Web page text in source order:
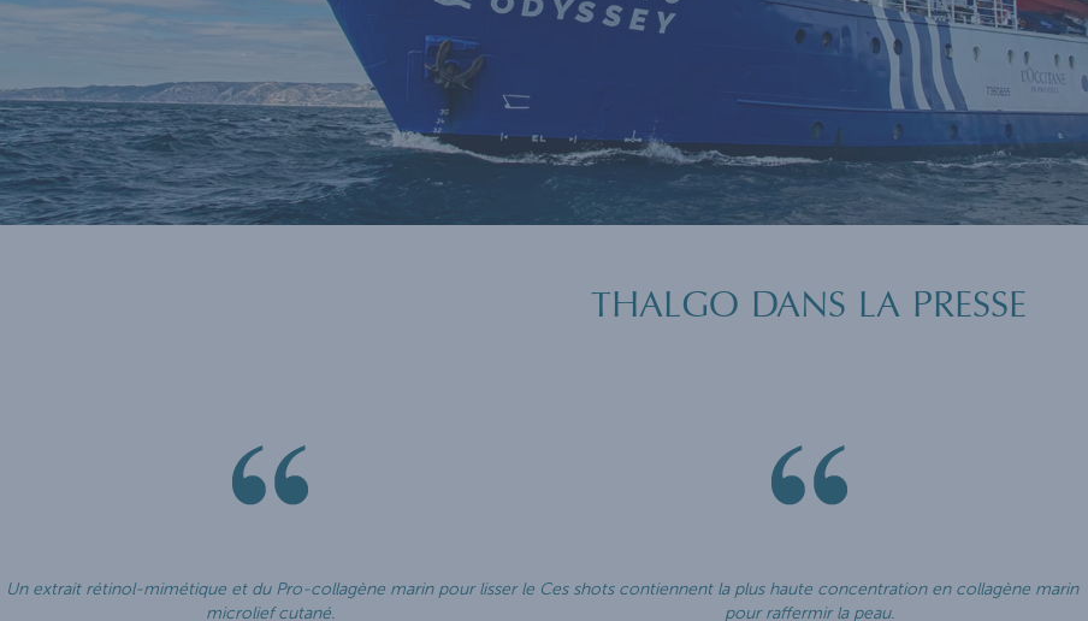
THALGO DANS LA PRESSE
Un extrait rétinol-mimétique et du Pro-collagène marin pour lisser le
microlief cutané.
Ces shots contiennent la plus haute concentration en collagène marin
pour raffermir la peau.